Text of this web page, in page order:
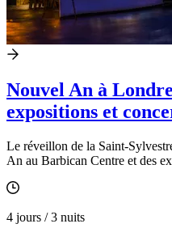
Nouvel An à
expositions et
Le réveillon de la Saint-
An au Barbican Centre et des
4 jours / 3 nuits